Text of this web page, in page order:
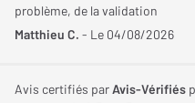
son médium. Ajoutez à cela
mm, et vous obtenez une
Forme de l'enceinte
problème, de la validation
jusqu'à la livraison. Je
service et son sérieux.
Matthieu C. - Le 04/08/2026
Avis certifiés parAvis-Vérifiés